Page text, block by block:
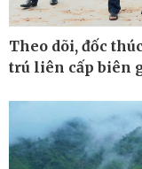
Quan sát
Cuộc sống đó đây
Theo dõi, đốc
trú liên cấp biên